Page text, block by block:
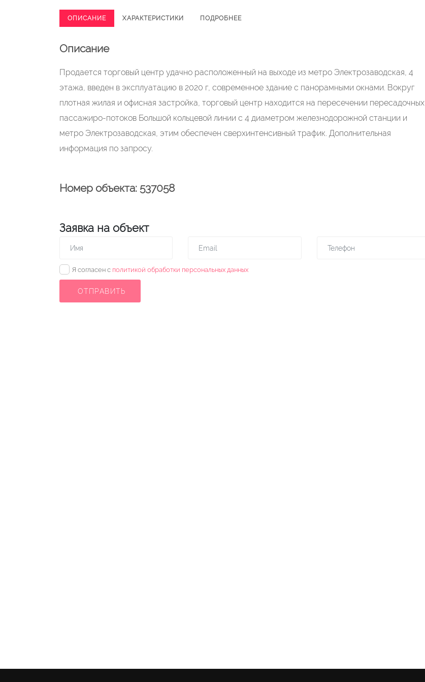
ОПИСАНИЕ ХАРАКТЕРИСТИКИ ПОДРОБНЕЕ
Описание
Продается торговый центр удачно расположенный на выходе из метро Электрозаводская, 4
этажа, введен в эксплуатацию в 2020 г, современное здание с панорамными окнами. Вокруг
плотная жилая и офисная застройка, торговый центр находится на пересечении пересадочных
пассажиро-потоков Большой кольцевой линии с 4 диаметром железнодорожной станции и
метро Электрозаводская, этим обеспечен сверхинтенсивный трафик. Дополнительная
информация по запросу.
Номер объекта: 537058
Заявка на объект
✓ Я согласен с политикой обработки персональных данных
ОТПРАВИТЬ